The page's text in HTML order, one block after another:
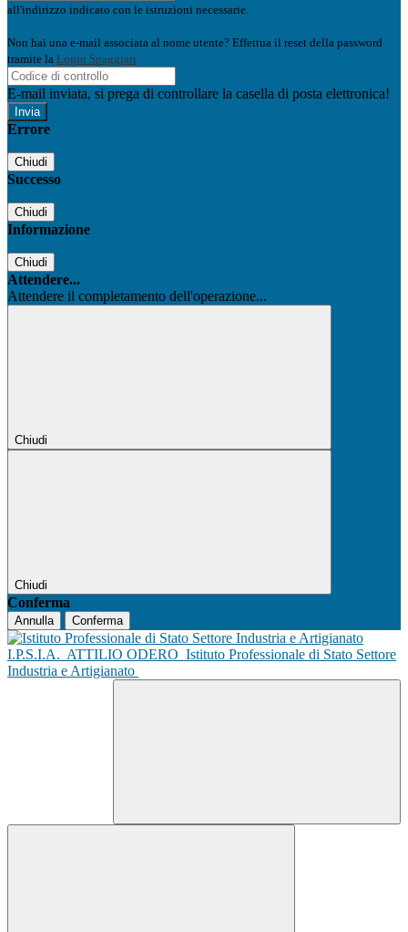
all'indirizzo indicato con le istruzioni necessarie.
Non hai una e-mail associata al nome utente? Effettua il reset della password
tramite la Login Spaggiari
E-mail inviata, si prega di controllare la casella di posta elettronica!
Errore
Chiudi
Successo
Chiudi
Informazione
Chiudi
Attendere...
Attendere il completamento dell'operazione...
Chiudi
Chiudi
Conferma
Annulla Conferma
I.P.S.I.A. ATTILIO ODERO Istituto Professionale di Stato Settore
Industria e Artigianato